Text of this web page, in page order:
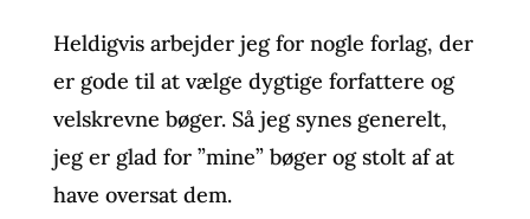
Heldigvis arbejder jeg for nogle forlag, der
er gode til at vælge dygtige forfattere og
velskrevne bøger. Så jeg synes generelt,
jeg er glad for ”mine” bøger og stolt af at
have oversat dem.